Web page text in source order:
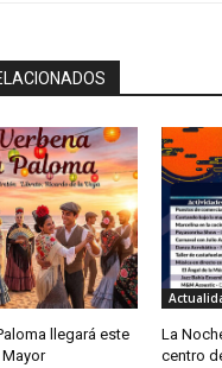
llegará este
La
centro